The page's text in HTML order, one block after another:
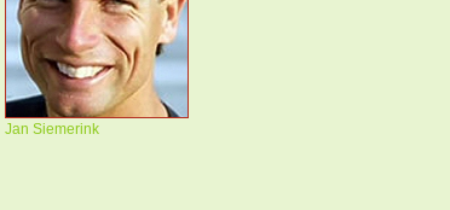
Jan Siemerink